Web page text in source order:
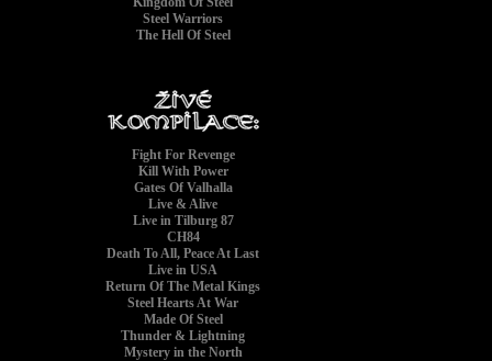
Steel Warriors
The Hell Of Steel
Fight For Revenge
Kill With Power
Gates Of Valhalla
Live & Alive
Live in Tilburg 87
CH84
Death To All, Peace At Last
Live in USA
Return Of The Metal Kings
Steel Hearts At War
Made Of Steel
Thunder & Lightning
Mystery in the North